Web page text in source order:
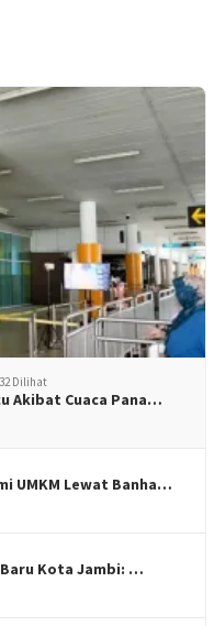
Dilihat
Akibat Cuaca Pana…
UMKM Lewat Banha…
Kota Jambi: …